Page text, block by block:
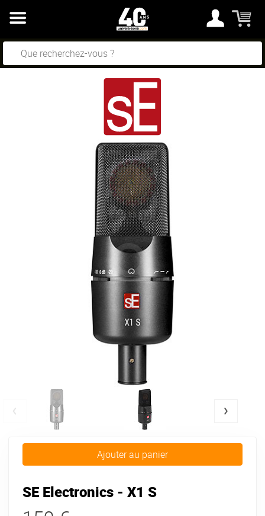
Ajouter au panier
SE Electronics - X1 S